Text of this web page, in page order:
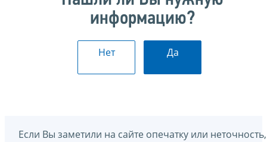
информацию?
Нет Да
Если Вы заметили на сайте опечатку или неточность,